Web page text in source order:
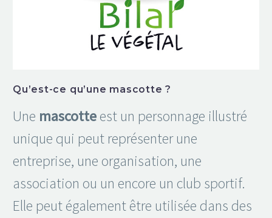
Qu’est-ce qu’une mascotte ?
Une mascotteest un personnage illustré
unique qui peut représenter une
entreprise, une organisation, une
association ou un encore un club sportif.
Elle peut également être utilisée dans des